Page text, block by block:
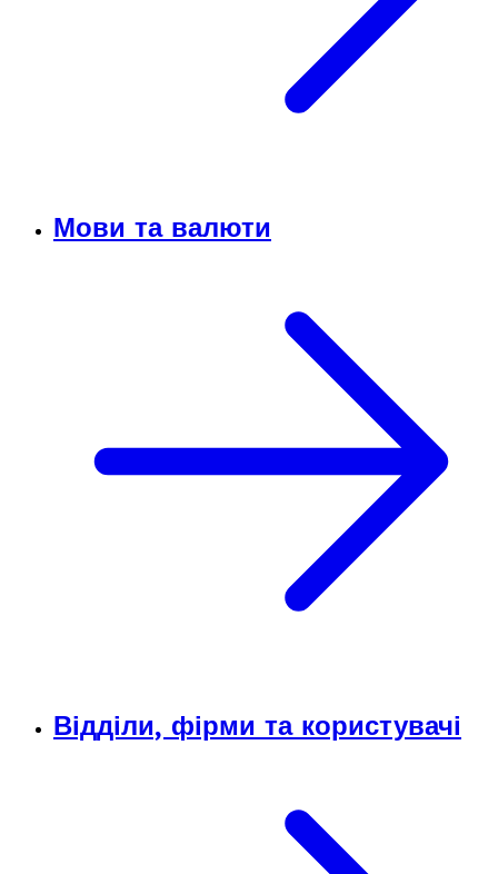
Мови та валюти
Відділи, фірми та користувачі